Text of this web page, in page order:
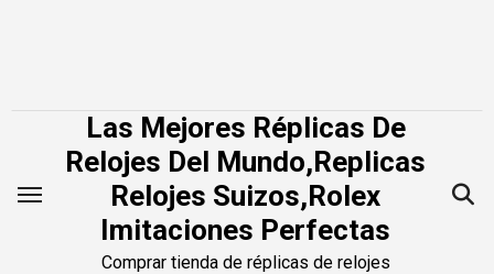
Las Mejores Réplicas De
Relojes Del Mundo,Replicas
Relojes Suizos,Rolex
Imitaciones Perfectas
Comprar tienda de réplicas de relojes